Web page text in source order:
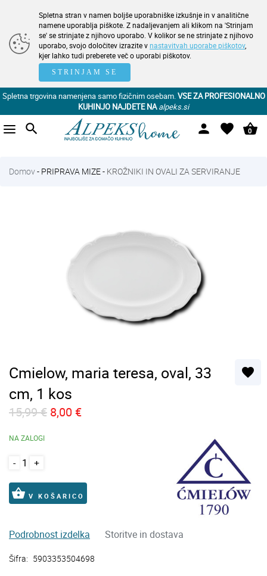
Spletna stran v namen boljše uporabniške izkušnje in v analitične
namene uporablja piškote. Z nadaljevanjem ali klikom na 'Strinjam
se' se strinjate z njihovo uporabo. V kolikor se ne strinjate z njihovo
uporabo, svojo določitev izrazite vnastavitvah uporabe piškotov,
kjer lahko tudi preberete več o uporabi piškotov.
STRINJAM SE
Spletna trgovina namenjena samo fizičnim osebam.VSE ZA PROFESIONALNO
KUHINJO NAJDETE NA alpeks.si
search person favorite shopping_basket
0
Domov- PRIPRAVA MIZE- KROŽNIKI IN OVALI ZA SERVIRANJE
Cmielow, maria teresa, oval, 33
cm, 1 kos
favorite
15,99 € 8,00 €
NA ZALOGI
- +
shopping_basket V KOŠARICO
Podrobnost izdelka Storitve in dostava
Šifra: 5903353504698